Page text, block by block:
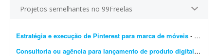
Projetos semelhantes no 99Freelas
Estratégia e execução de Pinterest para marca de móveis - Preciso de um profissional com olhar atento e repertório refinado em design e arquitetura para repensar e construir a estratégia do Pinterest da minha marca de móveis. O proje...
Consultoria ou agência para lançamento de produto digital
-